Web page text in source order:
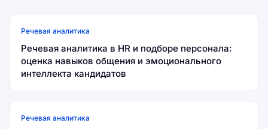
Речевая аналитика
Речевая аналитика в HR и подборе персонала:
оценка навыков общения и эмоционального
интеллекта кандидатов
Речевая аналитика